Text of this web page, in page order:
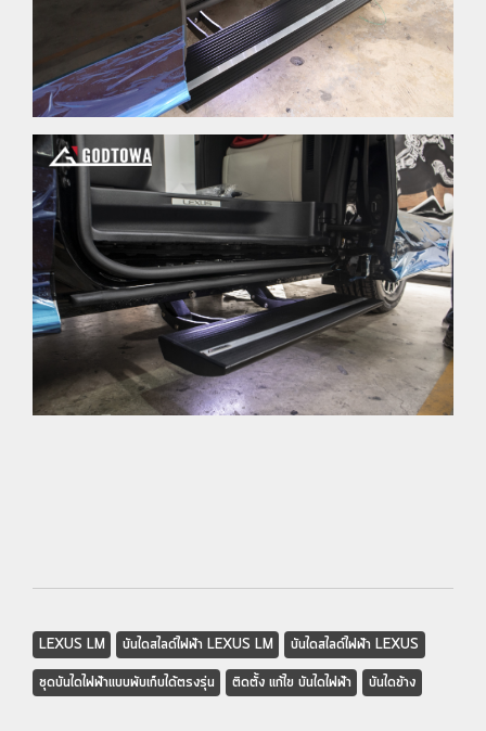
LEXUS LM บันไดสไลด์ไฟฟ้า LEXUS LM
บันไดสไลด์ไฟฟ้า LEXUS
ชุดบันไดไฟฟ้าแบบพับเก็บได้ตรงรุ่น
ติดตั้ง แก้ไข บันไดไฟฟ้า บันไดข้าง